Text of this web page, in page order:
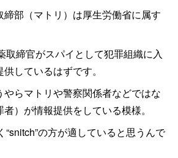
締部（マトリ）は厚生労働省に属す
取締官がスパイとして犯罪組織に入
しているはずです。
やらマトリや警察関係者などではな
）が情報提供をしている模様。
“snitch”の方が適していると思うんで